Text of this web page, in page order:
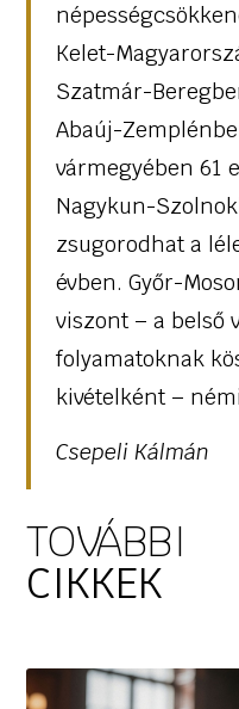
Kelet-
Szatmár-
Abaúj-
vármegyében 61
Nagykun-
zsugorodhat a
évben. Győr-
viszont – a belső
folyamatoknak
kivételként –
Csepeli Kálmán
TOVÁBBI
CIKKEK